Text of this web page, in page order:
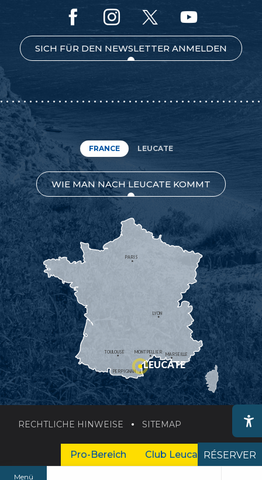
Menü
SICH FÜR DEN NEWSLETTER ANMELDEN
FRANCE LEUCATE
WIE MAN NACH LEUCATE KOMMT
MONTPELLIER
PERPIGNAN
MARSEILLE
TOULOUSE
LYON
PARIS
LEUCATE
RECHTLICHE HINWEISE SITEMAP
Pro-Bereich Club Leucate Business
RÉSERVER